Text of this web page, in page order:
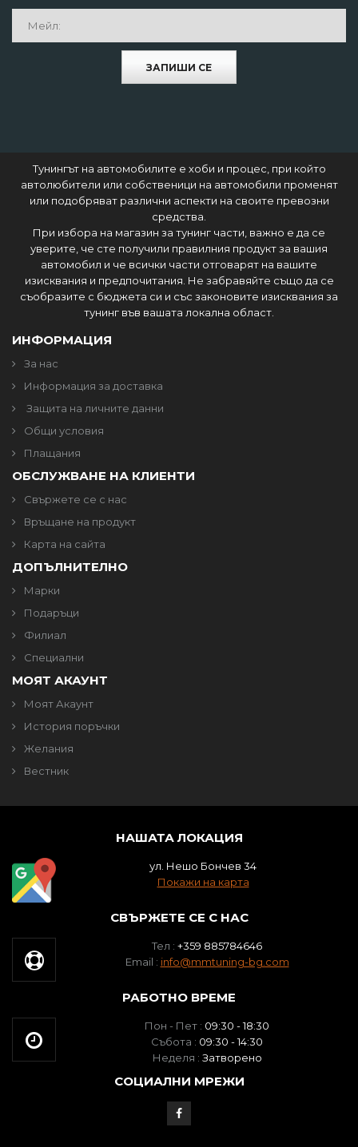
ЗАПИШИ СЕ
Тунингът на автомобилите е хоби и процес, при който
автолюбители или собственици на автомобили променят
или подобряват различни аспекти на своите превозни
средства.
При избора на магазин за тунинг части, важно е да се
уверите, че сте получили правилния продукт за вашия
автомобил и че всички части отговарят на вашите
изисквания и предпочитания. Не забравяйте също да се
съобразите с бюджета си и със законовите изисквания за
тунинг във вашата локална област.
ИНФОРМАЦИЯ
За нас
Информация за доставка
Защита на личните данни
Общи условия
Плащания
ОБСЛУЖВАНЕ НА КЛИЕНТИ
Свържете се с нас
Връщане на продукт
Карта на сайта
ДОПЪЛНИТЕЛНО
Марки
Подаръци
Филиал
Специални
МОЯТ АКАУНТ
Моят Акаунт
История поръчки
Желания
Вестник
НАШАТА ЛОКАЦИЯ
ул. Нешо Бончев 34
Покажи на карта
СВЪРЖЕТЕ СЕ С НАС
Тел : +359 885784646
Email : info@mmtuning-bg.com
РАБОТНО ВРЕМЕ
Пон - Пет : 09:30 - 18:30
Събота : 09:30 - 14:30
Неделя : Затворено
СОЦИАЛНИ МРЕЖИ